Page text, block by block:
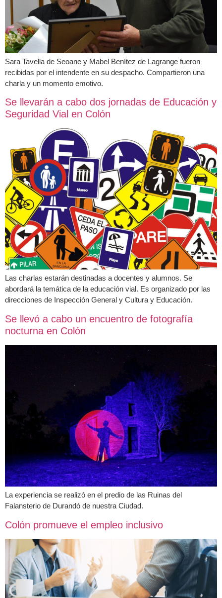
Sara Tavella de Seoane y Mabel Benítez de Lagrange fueron
recibidas por el intendente en su despacho. Compartieron una
charla y un momento emotivo.
Se llevarán a cabo dos jornadas de Educación y
Seguridad Vial en Colón
Las charlas estarán destinadas a docentes y alumnos. Se
abordará la temática de la educación vial. Es organizado por las
direcciones de Inspección General y Cultura y Educación.
Se llevó a cabo un encuentro de fotografía
nocturna en Colón
La experiencia se realizó en el predio de las Ruinas del
Falansterio de Durandó de nuestra Ciudad.
Colón promueve el empleo inclusivo